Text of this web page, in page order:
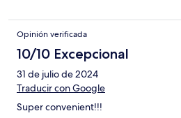
Opinión verificada
10/10 Excepcional
31 de julio de 2024
Traducir con Google
Super convenient!!!